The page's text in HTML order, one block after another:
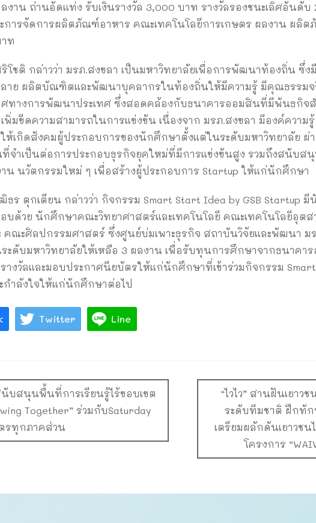
งาน ถ่านอัดแท่ง รับเงินรางวัล 3,000 บาท รางวัลรองชนะเลิศอันดั
การจัดการผลิตภัณฑ์อาหาร คณะเทคโนโลยีการเกษตร ผลงาน ผลิ
ท
โชติ กล่าวว่า มรภ.สงขลา เป็นมหาวิทยาลัยเพื่อการพัฒนาท้องถิ่น ซึ่
าย ผลิตบัณฑิตและพัฒนาบุคลากรในท้องถิ่นให้มีความรู้ มีคุณธรรมจ
ทางการพัฒนาประเทศ ซึ่งสอดคล้องกับธนาคารออมสินที่มีพันธกิจ
พิ่มขีดความสามารถในการแข่งขัน เนื่องจาก มรภ.สงขลา มีองค์ควา
ห้เกิดสังคมผู้ประกอบการของนักศึกษาตั้งแต่ในระดับมหาวิทยาลัย ผ่
จำเป็นต่อการประกอบธุรกิจยุคใหม่ที่มีการแข่งขันสูง รวมถึงสนับ
น นวัตกรรมใหม่ ๆ เพื่อสร้างผู้ประกอบการ Startup ให้แก่นักศึกษา
ธร ตุกเตียน กล่าวว่า กิจกรรม Smart Start Idea by GSB Startup
บด้วย นักศึกษาคณะวิทยาศาสตร์และเทคโนโลยี คณะเทคโนโลยีอุต
คณะศิลปกรรมศาสตร์ ซึ่งศูนย์บ่มเพาะธุรกิจ สถาบันวิจัยและพัฒนา ม
ะดับมหาวิทยาลัยให้เหลือ 3 ผลงาน เพื่อรับทุนการศึกษาจากธนาค
างวัลและมอบประกาศนียบัตรให้แก่นักศึกษาที่เข้าร่วมกิจกรรม
กำลังใจให้แก่นักศึกษาต่อไป
Twitter Line
นับสนุนพื้นที่การเรียนรู้ไร้ขอบเขต
Together” ร่วมกับSaturday
รทุกภาคส่วน
“ไวไว” สานฝันเยา
ระดับทีมชาติ ฝึกทัก
เตรียมผลักดันเยาวช
โครงการ